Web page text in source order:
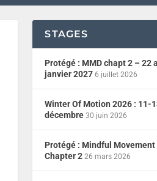
STAGES
Protégé : MMD chapt 2 – 22
janvier 2027 6 juillet 2026
Winter Of Motion 2026 : 11-
décembre 30 juin 2026
Protégé : Mindful Movement
Chapter 2 26 mars 2026